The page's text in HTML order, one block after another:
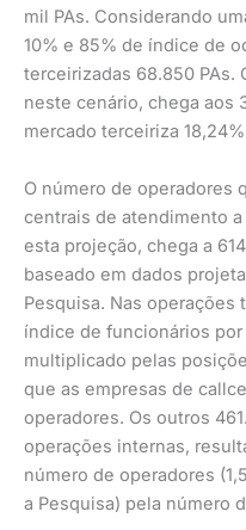
mil PAs. Considerando
10% e 85% de índice de
terceirizadas 68.850 PAs.
neste cenário, chega aos
mercado terceiriza
O número de operadores
centrais de atendimento
esta projeção, chega a
baseado em dados
Pesquisa. Nas operações
índice de funcionários por
multiplicado pelas
que as empresas de
operadores. Os outros
operações internas,
número de operadores
a Pesquisa) pela número